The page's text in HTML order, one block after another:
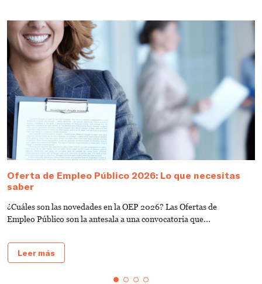
Oferta de Empleo Público 2026: Lo que necesitas
saber
¿Cuáles son las novedades en la OEP 2026? Las Ofertas de
Empleo Público son la antesala a una convocatoria que...
Leer más